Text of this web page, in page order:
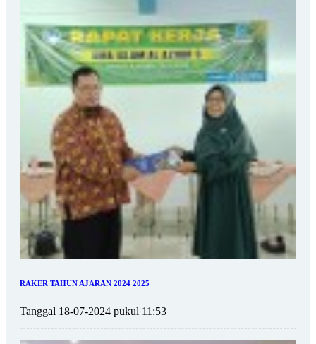
RAKER TAHUN AJARAN 2024 2025
Tanggal 18-07-2024 pukul 11:53